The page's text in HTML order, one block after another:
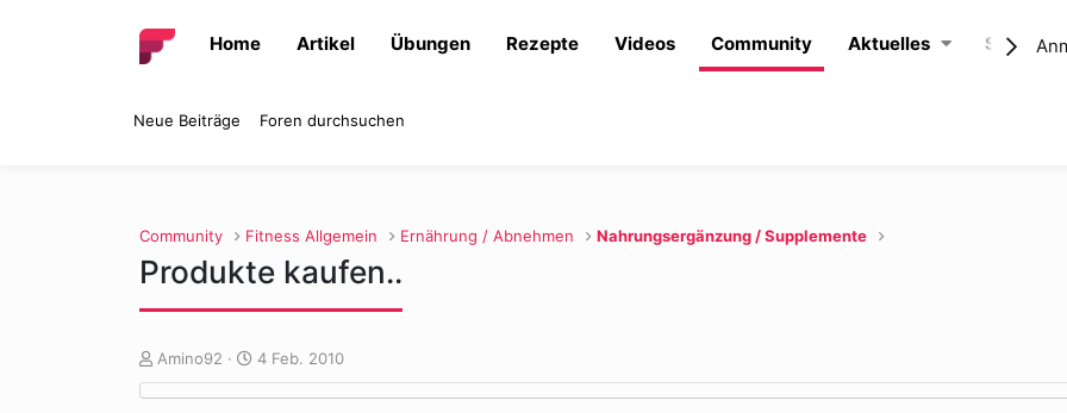
Home Artikel Übungen Rezepte Videos Community Aktuelles Shop
Neue Beiträge Foren durchsuchen
Community Fitness Allgemein Ernährung / Abnehmen Nahrungsergänzung / Supplemente
Produkte kaufen..
E
r
s
Amino92
E
r
s
4 Feb. 2010